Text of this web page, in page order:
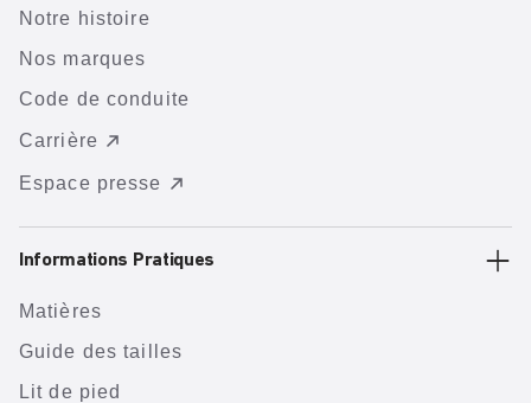
Notre histoire
Nos marques
Code de conduite
Carrière
Espace presse
Informations Pratiques
Matières
Guide des tailles
Lit de pied